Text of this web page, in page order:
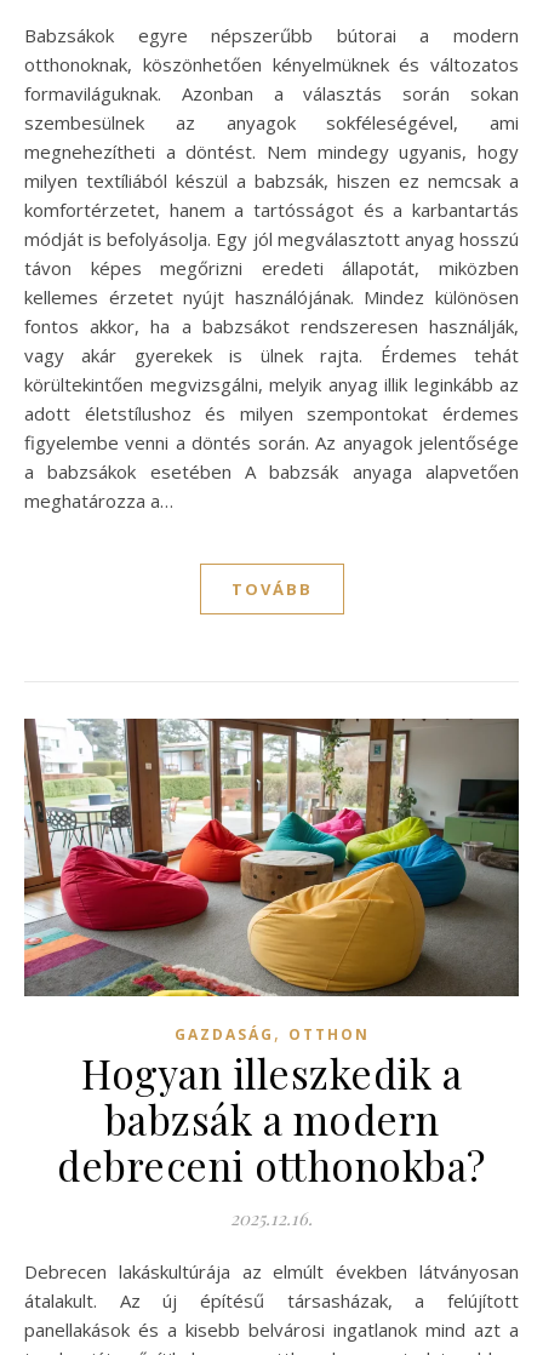
Babzsákok egyre népszerűbb bútorai a modern
otthonoknak, köszönhetően kényelmüknek és változatos
formaviláguknak. Azonban a választás során sokan
szembesülnek az anyagok sokféleségével, ami
megnehezítheti a döntést. Nem mindegy ugyanis, hogy
milyen textíliából készül a babzsák, hiszen ez nemcsak a
komfortérzetet, hanem a tartósságot és a karbantartás
módját is befolyásolja. Egy jól megválasztott anyag hosszú
távon képes megőrizni eredeti állapotát, miközben
kellemes érzetet nyújt használójának. Mindez különösen
fontos akkor, ha a babzsákot rendszeresen használják,
vagy akár gyerekek is ülnek rajta. Érdemes tehát
körültekintően megvizsgálni, melyik anyag illik leginkább az
adott életstílushoz és milyen szempontokat érdemes
figyelembe venni a döntés során. Az anyagok jelentősége
a babzsákok esetében A babzsák anyaga alapvetően
meghatározza a…
TOVÁBB
GAZDASÁG , OTTHON
Hogyan illeszkedik a
babzsák a modern
debreceni otthonokba?
2025.12.16.
Debrecen lakáskultúrája az elmúlt években látványosan
átalakult. Az új építésű társasházak, a felújított
panellakások és a kisebb belvárosi ingatlanok mind azt a